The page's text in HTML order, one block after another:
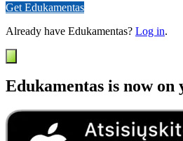
Get Edukamentas
Already have Edukamentas? Log in.
Edukamentas is now on